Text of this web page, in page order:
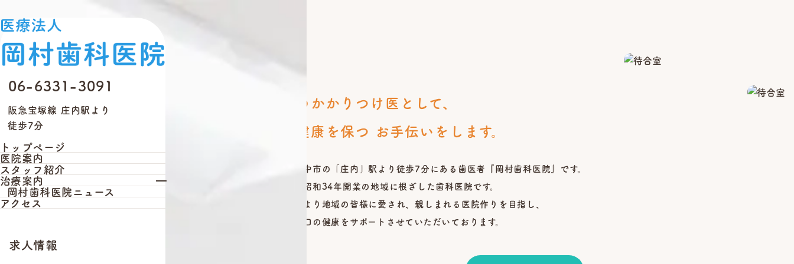
06-6331-3091
阪急宝塚線 庄内駅より
徒歩7分
トップページ
医院案内
スタッフ紹介
治療案内
岡村歯科医院ニュース
アクセス
求人情報
地域のかかりつけ医として、
歯の健康を保つ お手伝いをします。
大阪府豊中市の「庄内」駅より徒歩7分にある歯医者『岡村歯科医院』です。
当院は、昭和34年開業の地域に根ざした歯科医院です。
開業当初より地域の皆様に愛され、親しまれる医院作りを目指し、
皆様のお口の健康をサポートさせていただいております。